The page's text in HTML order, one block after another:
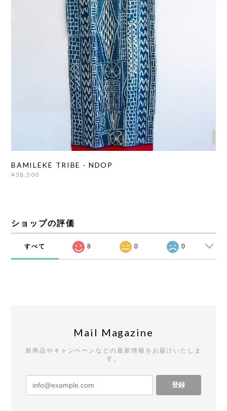
BAMILEKE TRIBE - NDOP
¥38,500
ショップの評価
すべて 8 0 0
Mail Magazine
新商品やキャンペーンなどの最新情報をお届けいたしま
す。
登録